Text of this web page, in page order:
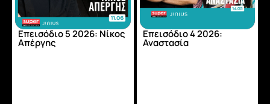
Επεισόδιο 5 2026: Νίκος
Απέργης
Επεισόδιο 4 2026:
Αναστασία